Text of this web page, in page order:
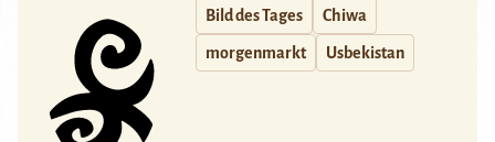
Bild des Tages Chiwa
morgenmarkt Usbekistan